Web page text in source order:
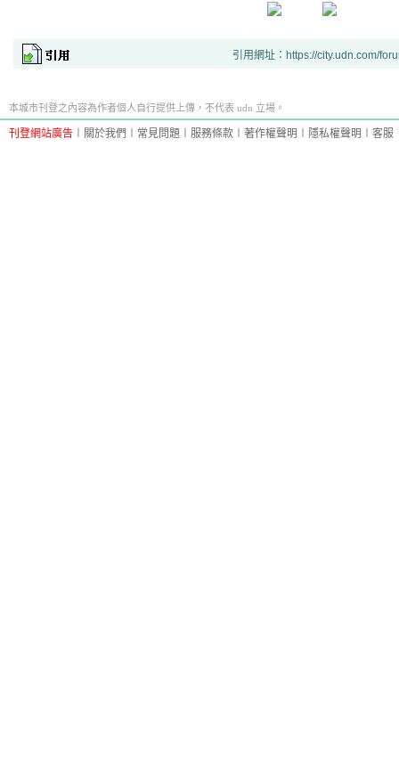
引用網址：https://city.udn.com/
本城市刊登之內容為作者個人自行提供上傳，不代表 udn 立場。
刊登網站廣告 關於我們 常見問題 服務條款 著作權聲明 隱私權聲明 客服